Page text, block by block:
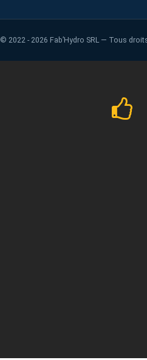
© 2022 - 2026 Fab’Hydro SRL — Tous